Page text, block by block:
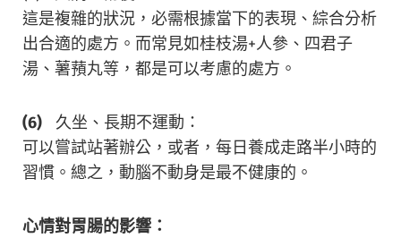
這是複雜的狀況，必需根據當下的表現、綜合分析
出合適的處方。而常見如桂枝湯+人參、四君子
湯、薯蕷丸等，都是可以考慮的處方。
(6) 久坐、長期不運動：
可以嘗試站著辦公，或者，每日養成走路半小時的
習慣。總之，動腦不動身是最不健康的。
心情對胃腸的影響：